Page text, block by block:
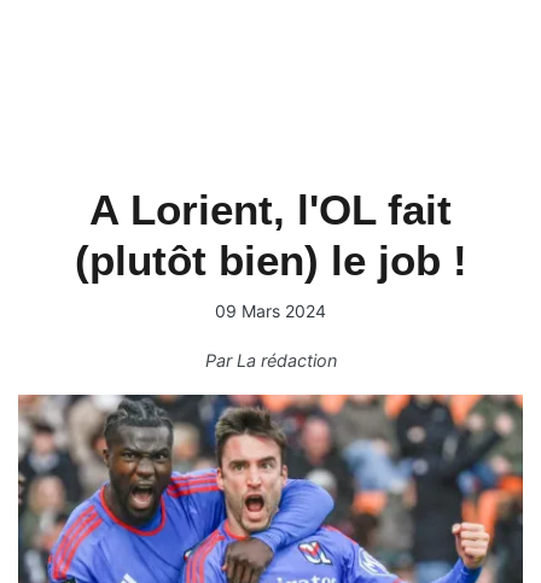
A Lorient, l'OL fait
(plutôt bien) le job !
09 Mars 2024
ParLa rédaction